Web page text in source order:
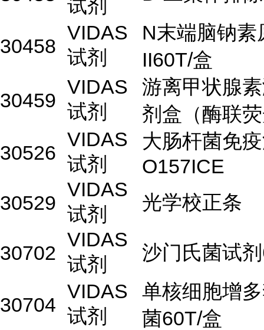
试剂
30458
VIDAS
试剂
N末端脑钠素
II60T/盒
30459
VIDAS
试剂
游离甲状腺
剂盒（酶联
30526
VIDAS
试剂
大肠杆菌免
O157ICE
30529
VIDAS
试剂
光学校正条
30702
VIDAS
试剂
沙门氏菌试
30704
VIDAS
试剂
单核细胞增
菌60T/盒